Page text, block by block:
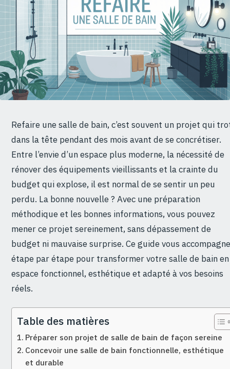
Refaire une salle de bain, c’est souvent un projet qui
dans la tête pendant des mois avant de se concrétiser.
Entre l’envie d’un espace plus moderne, la nécessité de
rénover des équipements vieillissants et la crainte du
budget qui explose, il est normal de se sentir un peu
perdu. La bonne nouvelle ? Avec une préparation
méthodique et les bonnes informations, vous pouvez
mener ce projet sereinement, sans dépassement de
budget ni mauvaise surprise. Ce guide vous accompagne
étape par étape pour transformer votre salle de bain
espace fonctionnel, esthétique et adapté à vos besoins
réels.
Table des matières
Préparer son projet de salle de bain de façon sereine
Concevoir une salle de bain fonctionnelle, esthétique
et durable